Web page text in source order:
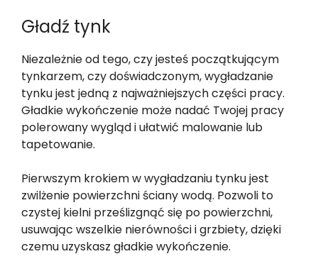
Gładź tynk
Niezależnie od tego, czy jesteś początkującym
tynkarzem, czy doświadczonym, wygładzanie
tynku jest jedną z najważniejszych części pracy.
Gładkie wykończenie może nadać Twojej pracy
polerowany wygląd i ułatwić malowanie lub
tapetowanie.
Pierwszym krokiem w wygładzaniu tynku jest
zwilżenie powierzchni ściany wodą. Pozwoli to
czystej kielni prześlizgnąć się po powierzchni,
usuwając wszelkie nierówności i grzbiety, dzięki
czemu uzyskasz gładkie wykończenie.